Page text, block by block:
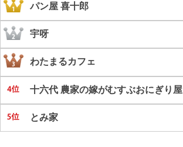
パン屋 喜十郎
宇呀
わたまるカフェ
十六代 農家の嫁がむすぶおにぎり屋
とみ家